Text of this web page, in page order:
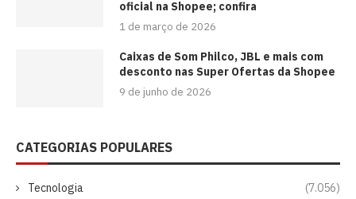
oficial na Shopee; confira
1 de março de 2026
Caixas de Som Philco, JBL e mais com
desconto nas Super Ofertas da Shopee
9 de junho de 2026
CATEGORIAS POPULARES
Tecnologia
(7.056)